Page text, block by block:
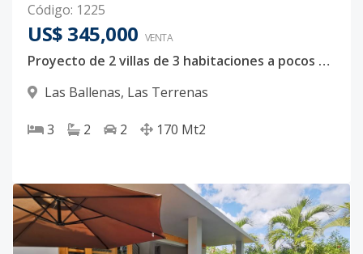
Código: 1225
US$ 345,000 VENTA
Proyecto de 2 villas de 3 habitaciones a pocos pasos de la playa de Las Ballenas
Las Ballenas, Las Terrenas
3 2 2 170 Mt2